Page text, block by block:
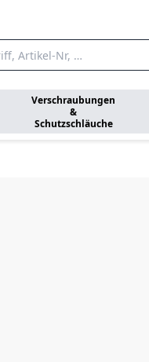
Verschraubungen
&
Schutzschläuche